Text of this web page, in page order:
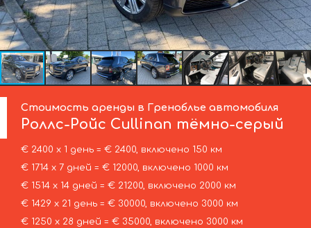
Стоимость аренды в Греноблье автомобиля
Роллс-Ройс Cullinan тёмно-серый
€ 2400 х 1 день = € 2400, включено 150 км
€ 1714 х 7 дней = € 12000, включено 1000 км
€ 1514 х 14 дней = € 21200, включено 2000 км
€ 1429 х 21 день = € 30000, включено 3000 км
€ 1250 х 28 дней = € 35000, включено 3000 км